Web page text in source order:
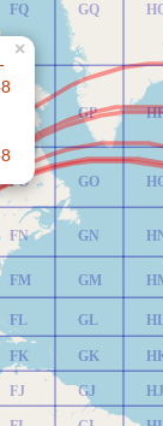
FJ
FK
FL
FM
FN
FO
FQ
GJ
GK
GL
GM
GN
GO
GP
GQ
HJ
×